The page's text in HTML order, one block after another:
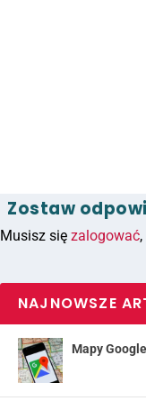
Zostaw
Musisz się zalogować
NAJNOWSZE
Mapy